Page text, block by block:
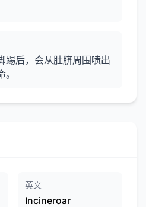
踢后，会从肚脐周围喷出
英文
Incineroar